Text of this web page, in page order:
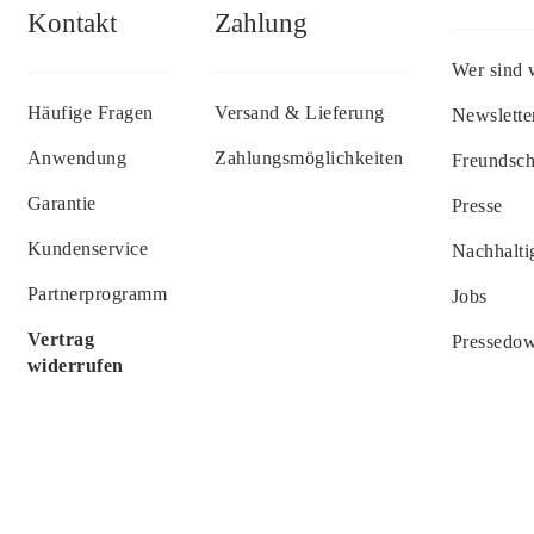
Kontakt
Häufige Fragen
Anwendung
Garantie
Kundenservice
Partnerprogramm
Vertrag
widerrufen
Zahlung
Versand & Lieferung
Zahlungsmöglichkeiten
Wer sind
Presse
Jobs